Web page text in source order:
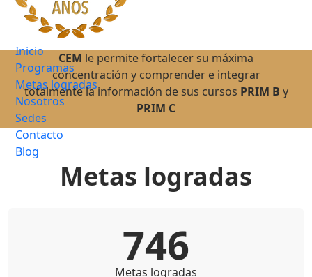
Inicio
Programas
Metas logradas
Nosotros
Sedes
Contacto
Blog
CEM le permite fortalecer su máxima
concentración y comprender e integrar
totalmente la información de sus cursos PRIM B y
PRIM C
Metas logradas
746
Metas logradas